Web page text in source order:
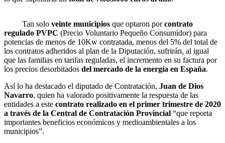
Tan solo veinte municipios que optaron porcontrato
regulado PVPC (Precio Voluntario Pequeño Consumidor) para
potencias de menos de 10Kw contratada, menos del 5% del total de
los contratos adheridos al plan de la Diputación, sufrirán, al igual
que las familias en tarifas reguladas, el incremento en su factura por
los precios desorbitados del mercado de la energía en España.
Así lo ha destacado el diputado de Contratación, Juan de Dios
Navarro, quien ha valorado positivamente la respuesta de las
entidades a este contrato realizado en el primer trimestre de 2020
a través de la Central de Contratación Provincial “que reporta
importantes beneficios económicos y medioambientales a los
municipios”.